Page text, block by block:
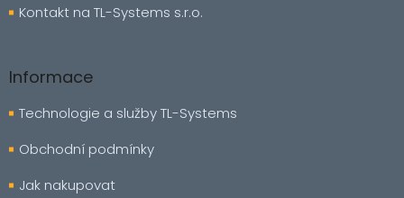
Kontakt na TL-Systems s.r.o.
Informace
Technologie a služby TL-Systems
Obchodní podmínky
Jak nakupovat